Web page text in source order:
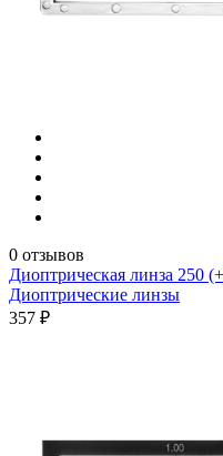
0 отзывов
Диоптрическая линза 250
Диоптрические линзы
357 ₽